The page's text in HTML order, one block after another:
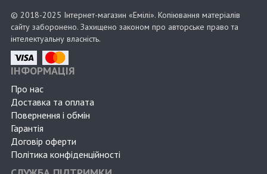
© 2018-2025 Інтернет-магазин «Емілі». Копіювання матеріалів
сайту заборонено. Захищено законом про авторське право та
інтелектуальну власність.
ІНФОРМАЦІЯ
Про нас
Доставка та оплата
Повернення і обмін
Гарантія
Договір оферти
Політика конфіденційності